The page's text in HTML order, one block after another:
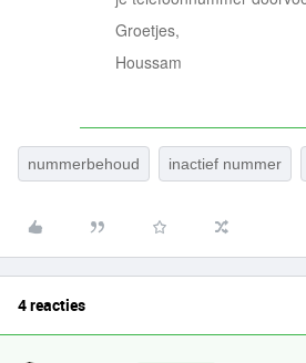
Groetjes,
Houssam
nummerbehoud inactief nummer
4 reacties